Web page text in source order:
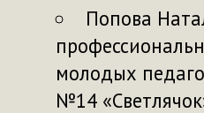
Попова
молодых
№14